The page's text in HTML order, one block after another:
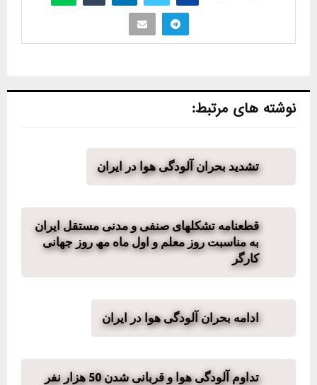
نوشته های مرتبط:
تشدید بحران آلودگی هوا در ایران
قطعنامه تشکلھای صنفی و مدنی مستقل ایران
به مناسبت روز معلم و اول ماه مھ روز جھانی
کارگر
ادامه بحران آلودگی هوا در ایران
تداوم آلودگی هوا و قربانی شدن 50 هزار نفر